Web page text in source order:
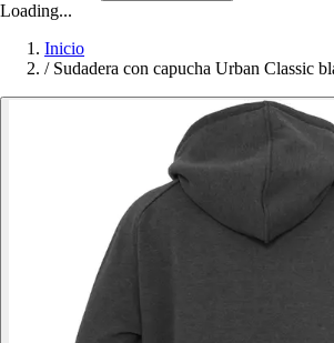
Loading...
Inicio
/ Sudadera con capucha Urban Classic